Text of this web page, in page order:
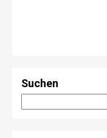
Hybrid-PPA
Suchen